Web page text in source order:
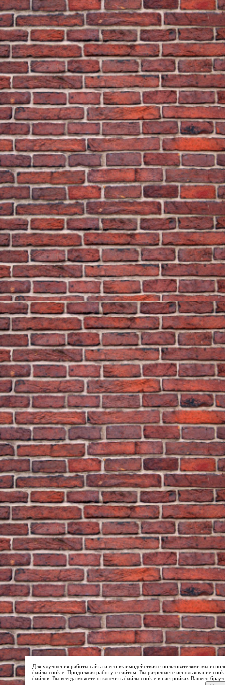
Для улучшения работы сайта и его взаимодействия с пользователями мы
файлы cookie. Продолжая работу с сайтом, Вы разрешаете использование
файлов. Вы всегда можете отключить файлы cookie в настройках Вашего